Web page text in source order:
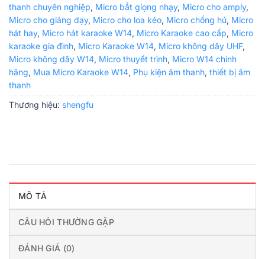
thanh chuyên nghiệp, Micro bắt giọng nhạy, Micro cho amply,
Micro cho giảng dạy, Micro cho loa kéo, Micro chống hú, Micro
hát hay, Micro hát karaoke W14, Micro Karaoke cao cấp, Micro
karaoke gia đình, Micro Karaoke W14, Micro không dây UHF,
Micro không dây W14, Micro thuyết trình, Micro W14 chính
hãng, Mua Micro Karaoke W14, Phụ kiện âm thanh, thiết bị âm
thanh
Thương hiệu: shengfu
MÔ TẢ
CÂU HỎI THƯỜNG GẶP
ĐÁNH GIÁ (0)